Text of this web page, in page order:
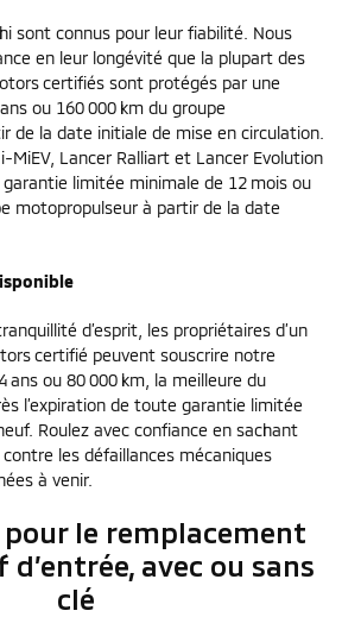
sont connus pour leur fiabilité. Nous
en leur longévité que la plupart des
certifiés sont protégés par une
ou 160 000 km du groupe
de la date initiale de mise en circulation.
MiEV, Lancer Ralliart et Lancer Evolution
limitée minimale de 12 mois ou
motopropulseur à partir de la date
d’esprit, les propriétaires d’un
certifié peuvent souscrire notre
ans ou 80 000 km, la meilleure du
l’expiration de toute garantie limitée
Roulez avec confiance en sachant
les défaillances mécaniques
à venir.
le remplacement
avec ou sans
clé